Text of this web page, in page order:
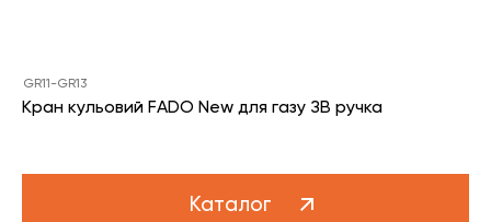
GR11-GR13
Кран кульовий FADO New для газу ЗВ ручка
Каталог